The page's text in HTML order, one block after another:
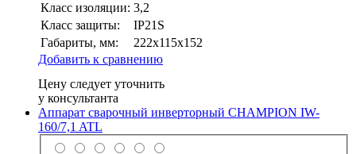
Класс изоляции: 3,2
Класс защиты:
IP21S
Габариты, мм:
222х115х152
Добавить к сравнению
Цену следует уточнить
у консультанта
Аппарат сварочный инверторный CHAMPION IW-
160/7,1 ATL